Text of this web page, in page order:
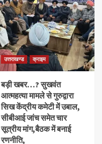
उत्तराखण्ड क्राइम
बड़ी खबर…? सुखवंत
आत्महत्या मामले से गुरुद्वारा
सिख केंद्रीय कमेटी में उबाल,
सीबीआई जांच समेत चार
सूत्रीय मांग,बैठक में बनाई
रणनीति,